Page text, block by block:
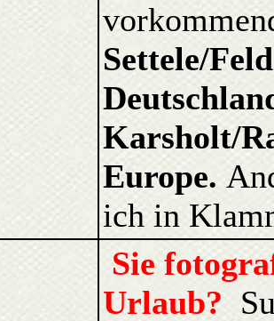
Settele/
Karsholt/
Europe.
ich in
Sie
Urlaub?